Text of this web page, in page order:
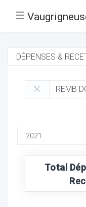
☰
Total